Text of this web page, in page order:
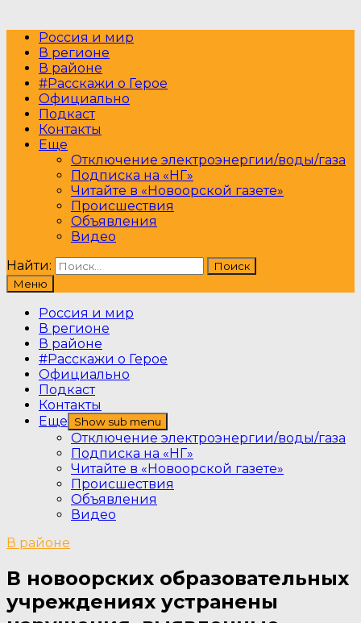
Россия и мир
В регионе
В районе
#Расскажи о Герое
Официально
Подкаст
Контакты
Еще
Отключение электроэнергии/воды/газа
Подписка на «НГ»
Читайте в «Новоорской газете»
Происшествия
Объявления
Видео
Найти:
Меню
Россия и мир
В регионе
В районе
#Расскажи о Герое
Официально
Подкаст
Контакты
Еще
Show sub menu
Отключение электроэнергии/воды/газа
Подписка на «НГ»
Читайте в «Новоорской газете»
Происшествия
Объявления
Видео
В районе
В новоорских образовательных
учреждениях устранены